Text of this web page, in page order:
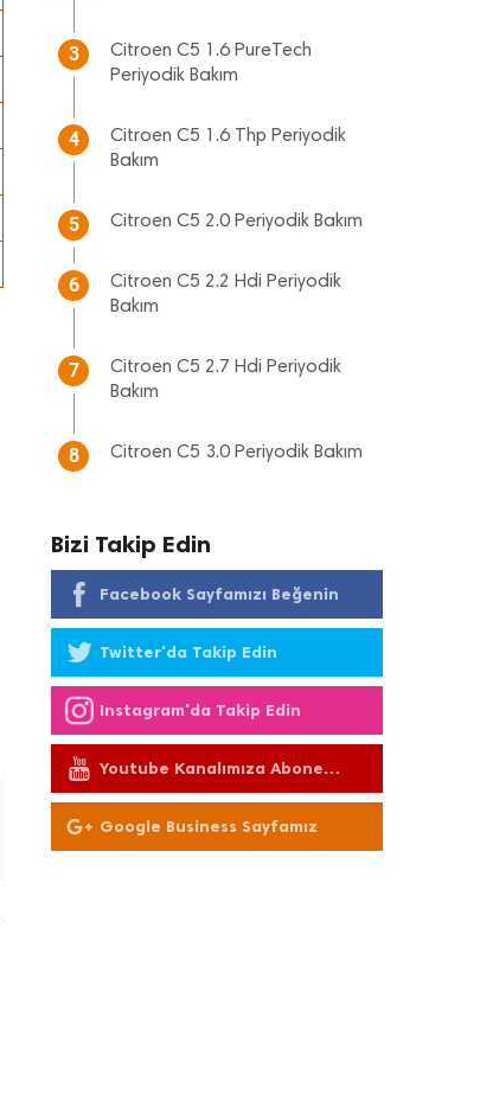
3
Citroen C5 1.6 PureTech
Periyodik Bakım
4
Citroen C5 1.6 Thp Periyodik
Bakım
5 Citroen C5 2.0 Periyodik Bakım
6
Citroen C5 2.2 Hdi Periyodik
Bakım
7
Citroen C5 2.7 Hdi Periyodik
Bakım
8 Citroen C5 3.0 Periyodik Bakım
Bizi Takip Edin
Facebook Sayfamızı Beğenin
Twitter'da Takip Edin
Instagram'da Takip Edin
Youtube Kanalımıza Abone
Olun
Google Business Sayfamız